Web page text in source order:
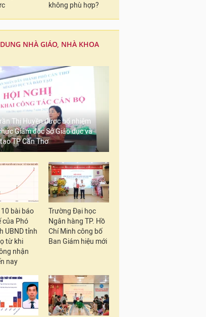
không phù hợp?
NHÀ GIÁO, NHÀ KHOA
Thị Huyền được bổ nhiệm
Giám đốc Sở Giáo dục và
TP Cần Thơ
bài báo
của Phó
UBND tỉnh
từ khi
nhận
nay
Trường Đại học
Ngân hàng TP. Hồ
Chí Minh công bố
Ban Giám hiệu mới